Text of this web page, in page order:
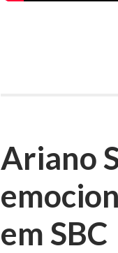
Ariano
em SBC